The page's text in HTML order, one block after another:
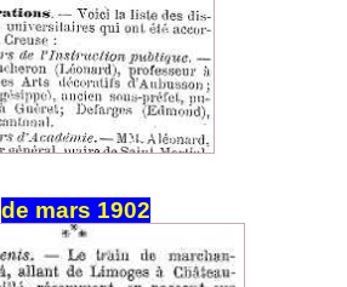
de mars 1902